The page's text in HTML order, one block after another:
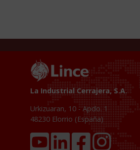
La Industrial Cerrajera, S.A.
Urkizuaran, 10 - Apdo. 1
48230 Elorrio (España)